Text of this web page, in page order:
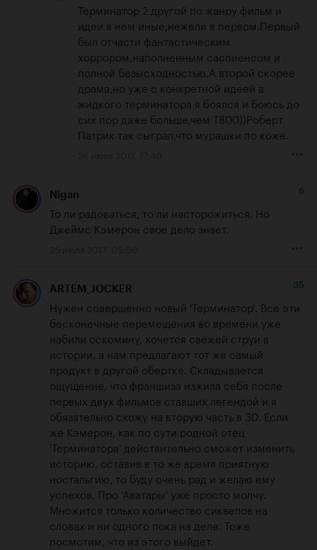
Терминатор 2 другой по жанру фильм и
идеи в нем иные,нежели в первом.Первый
был отчасти фантастическим
хоррором,наполненным саспиенсом и
полной безысходностью.А второй скорее
драма,но уже с конкретной идеей а
жидкого терминатора я боялся и боюсь до
сих пор даже больше,чем Т800))Роберт
Патрик так сыграл,что мурашки по коже.
Nigan 6
То ли радоваться, то ли насторожиться. Но
Джеймс Кэмерон свое дело знает.
ARTEM_JOCKER 35
Нужен совершенно новый 'Терминатор'. Все эти
бесконечные перемещения во времени уже
набили оскомину, хочется свежей струи в
истории, а нам предлагают тот же самый
продукт в другой обертке. Складывается
ощущение, что франшиза изжила себя после
первых двух фильмов ставших легендой и я
обязательно схожу на вторую часть в 3D. Если
же Кэмерон, как по сути родной отец
'Терминатора' действительно сможет изменить
историю, оставив в то же время приятную
ностальгию, то буду очень рад и желаю ему
успехов. Про 'Аватары' уже просто молчу.
Множится только количество сиквелов на
словах и ни одного пока на деле. Тоже
посмотим, что из этого выйдет.